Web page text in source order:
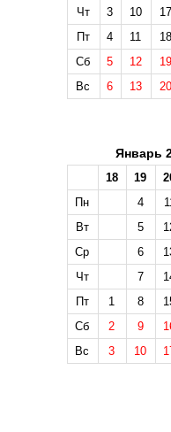
Чт
3 10 17
Пт
4 11 18
Сб
5 12 19
Вс
6 13 20
Январь
18 19
Пн
4
Вт
5
Ср
6
Чт
7
Пт
1 8
Сб
2 9
Вс
3 10